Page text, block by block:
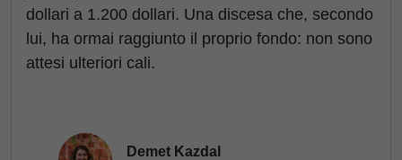
dollari a 1.200 dollari. Una discesa che, secondo
lui, ha ormai raggiunto il proprio fondo: non sono
attesi ulteriori cali.
Demet Kazdal